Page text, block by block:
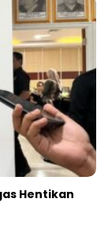
Hentikan